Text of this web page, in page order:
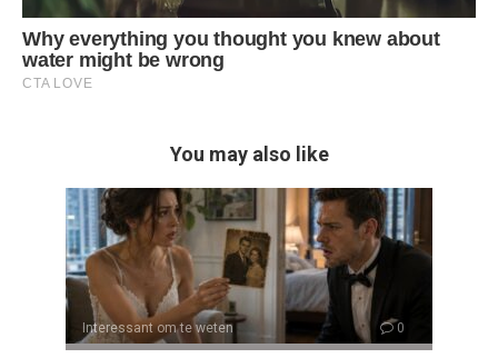
You may also like
Interessant om te weten 0